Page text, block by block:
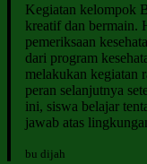
Kegiatan kelompok
kreatif dan bermain.
pemeriksaan
dari program
melakukan kegiatan
peran selanjutnya
ini, siswa belajar
jawab atas
bu dijah